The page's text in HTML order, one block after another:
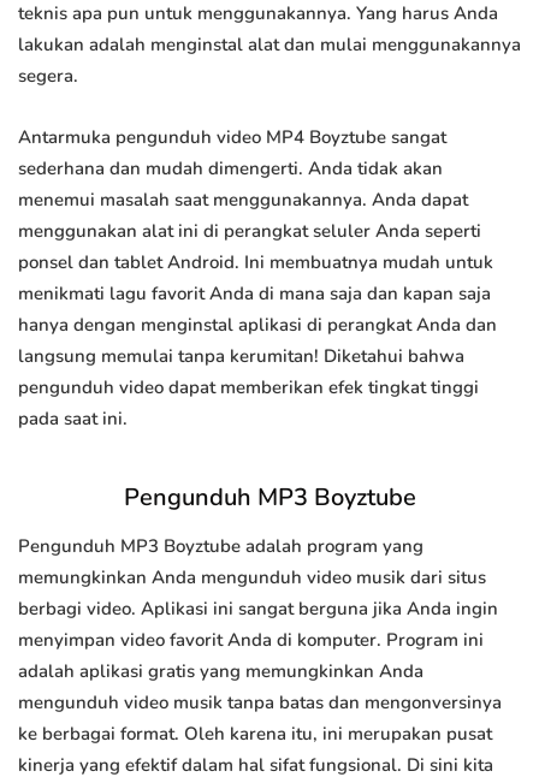
teknis apa pun untuk menggunakannya. Yang harus Anda
lakukan adalah menginstal alat dan mulai menggunakannya
segera.
Antarmuka pengunduh video MP4 Boyztube sangat
sederhana dan mudah dimengerti. Anda tidak akan
menemui masalah saat menggunakannya. Anda dapat
menggunakan alat ini di perangkat seluler Anda seperti
ponsel dan tablet Android. Ini membuatnya mudah untuk
menikmati lagu favorit Anda di mana saja dan kapan saja
hanya dengan menginstal aplikasi di perangkat Anda dan
langsung memulai tanpa kerumitan! Diketahui bahwa
pengunduh video dapat memberikan efek tingkat tinggi
pada saat ini.
Pengunduh MP3 Boyztube
Pengunduh MP3 Boyztube adalah program yang
memungkinkan Anda mengunduh video musik dari situs
berbagi video. Aplikasi ini sangat berguna jika Anda ingin
menyimpan video favorit Anda di komputer. Program ini
adalah aplikasi gratis yang memungkinkan Anda
mengunduh video musik tanpa batas dan mengonversinya
ke berbagai format. Oleh karena itu, ini merupakan pusat
kinerja yang efektif dalam hal sifat fungsional. Di sini kita